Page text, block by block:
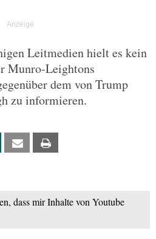
Leitmedien hielt es kein
Munro-Leightons
dem von Trump
zu informieren.
Xing Email
dass mir Inhalte von Youtube